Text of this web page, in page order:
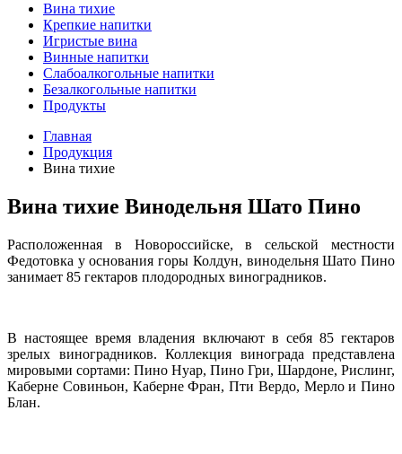
Вина тихие
Крепкие напитки
Игристые вина
Винные напитки
Слабоалкогольные напитки
Безалкогольные напитки
Продукты
Главная
Продукция
Вина тихие
Вина тихие Винодельня Шато Пино
Расположенная в Новороссийске, в сельской местности
Федотовка у основания горы Колдун, винодельня Шато Пино
занимает 85 гектаров плодородных виноградников.
В настоящее время владения включают в себя 85 гектаров
зрелых виноградников. Коллекция винограда представлена
мировыми сортами: Пино Нуар, Пино Гри, Шардоне, Рислинг,
Каберне Совиньон, Каберне Фран, Пти Вердо, Мерло и Пино
Блан.